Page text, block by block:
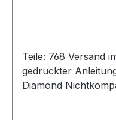
Teile: 768 Versand
gedruckter
Diamond